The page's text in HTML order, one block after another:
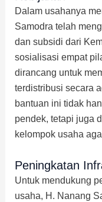
Dalam usahanya
Samodra telah
dan subsidi dari
sosialisasi empat
dirancang untuk
terdistribusi secara
bantuan ini tidak
pendek, tetapi juga
kelompok usaha
Peningkatan
Untuk mendukung
usaha, H. Nanang